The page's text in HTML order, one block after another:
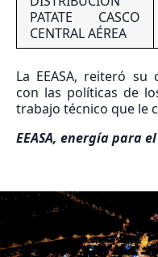
PATATE CASCO
CENTRAL AÉREA
La EEASA, reiteró
con las políticas de
trabajo técnico que le
EEASA, energía para